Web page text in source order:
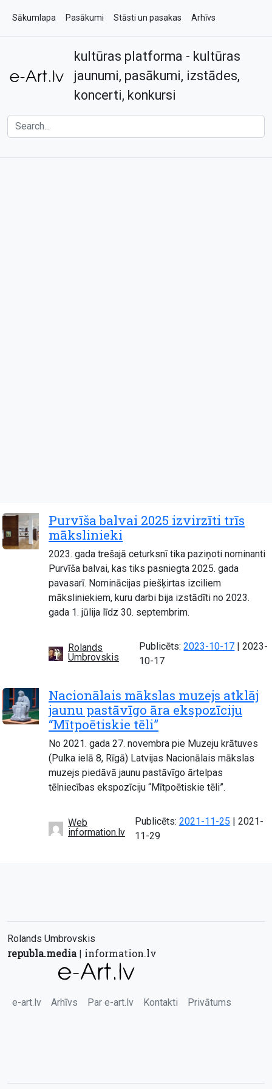
Sākumlapa Pasākumi Stāsti un pasakas Arhīvs
Kontakti
kultūras platforma - kultūras
jaunumi, pasākumi, izstādes,
koncerti, konkursi
Purvīša balvai 2025 izvirzīti trīs
mākslinieki
2023. gada trešajā ceturksnī tika paziņoti nominanti
Purvīša balvai, kas tiks pasniegta 2025. gada
pavasarī. Nominācijas piešķirtas izciliem
māksliniekiem, kuru darbi bija izstādīti no 2023.
gada 1. jūlija līdz 30. septembrim.
Rolands
Umbrovskis
Publicēts:2023-10-17 |2023-
10-17
Nacionālais mākslas muzejs atklāj
jaunu pastāvīgo āra ekspozīciju
“Mītpoētiskie tēli”
No 2021. gada 27. novembra pie Muzeju krātuves
(Pulka ielā 8, Rīgā) Latvijas Nacionālais mākslas
muzejs piedāvā jaunu pastāvīgo ārtelpas
tēlniecības ekspozīciju “Mītpoētiskie tēli”.
Web
information.lv
Publicēts: 2021-11-25 | 2021-
11-29
Rolands Umbrovskis
republa.media| information.lv
e-art.lv Arhīvs Par e-art.lv Kontakti Privātums